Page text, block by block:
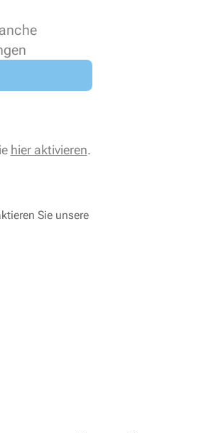
hier aktivieren.
Sie unsere